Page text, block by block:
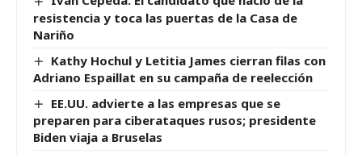
resistencia y toca las puertas de la Casa de
Nariño
Kathy Hochul y Letitia James cierran filas con
Adriano Espaillat en su campaña de reelección
EE.UU. advierte a las empresas que se
preparen para ciberataques rusos; presidente
Biden viaja a Bruselas